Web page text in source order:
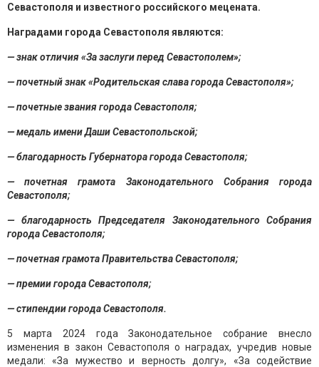
Севастополя и известного российского мецената.
Наградами города Севастополя являются:
— знак отличия «За заслуги перед Севастополем»;
— почетный знак «Родительская слава города Севастополя»;
— почетные звания города Севастополя;
— медаль имени Даши Севастопольской;
— благодарность Губернатора города Севастополя;
— почетная грамота Законодательного Собрания города
Севастополя;
— благодарность Председателя Законодательного Собрания
города Севастополя;
— почетная грамота Правительства Севастополя;
— премии города Севастополя;
— стипендии города Севастополя.
5 марта 2024 года Законодательное собрание внесло
изменения в закон Севастополя о наградах, учредив новые
медали: «За мужество и верность долгу», «За содействие